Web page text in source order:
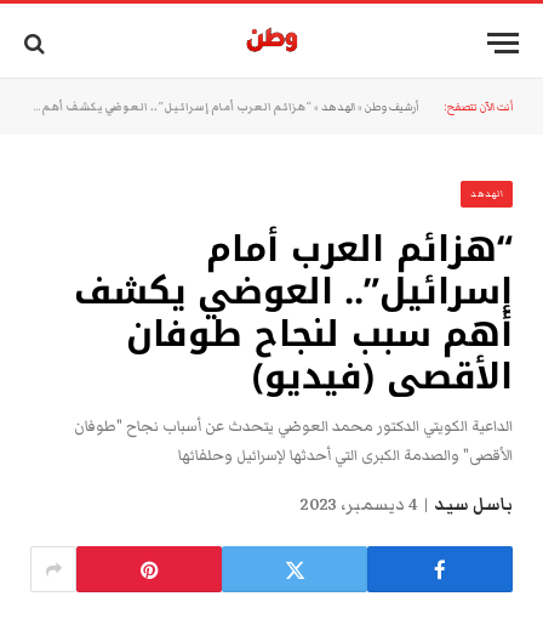
أنت الآن تتصفح: أرشيف وطن »الهدهد »“هزائم العرب أمام إسرائيل”.. العوضي يكشف أهم سبب لنجاح طوفان الأقصى (فيديو)
الهدهد
“هزائم العرب أمام
إسرائيل”.. العوضي يكشف
أهم سبب لنجاح طوفان
الأقصى (فيديو)
الداعية الكويتي الدكتور محمد العوضي يتحدث عن أسباب نجاح "طوفان
الأقصى" والصدمة الكبرى التي أحدثها لإسرائيل وحلفائها
باسل سيد 4 ديسمبر، 2023